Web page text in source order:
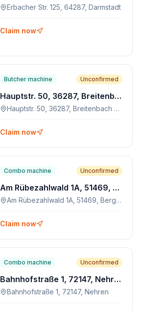
Erbacher Str. 125, 64287, Darmstadt
Claim now
Butcher machine Unconfirmed
Hauptstr. 50, 36287, Breitenbach am Herzberg
Hauptstr. 50, 36287, Breitenbach am Herzberg
Claim now
Combo machine Unconfirmed
Am Rübezahlwald 1A, 51469, Bergisch Gladbach
Am Rübezahlwald 1A, 51469, Bergisch Gladbach
Claim now
Combo machine Unconfirmed
Bahnhofstraße 1, 72147, Nehren
Bahnhofstraße 1, 72147, Nehren